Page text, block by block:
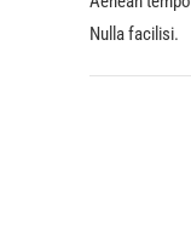
Nulla facilisi.